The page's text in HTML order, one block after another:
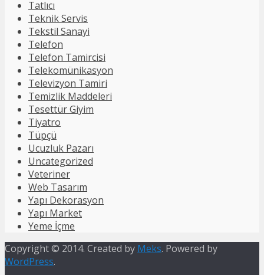
Tatlıcı
Teknik Servis
Tekstil Sanayi
Telefon
Telefon Tamircisi
Telekomünikasyon
Televizyon Tamiri
Temizlik Maddeleri
Tesettür Giyim
Tiyatro
Tüpçü
Ucuzluk Pazarı
Uncategorized
Veteriner
Web Tasarım
Yapı Dekorasyon
Yapı Market
Yeme İçme
Copyright © 2014. Created by Meks. Powered by
WordPress.